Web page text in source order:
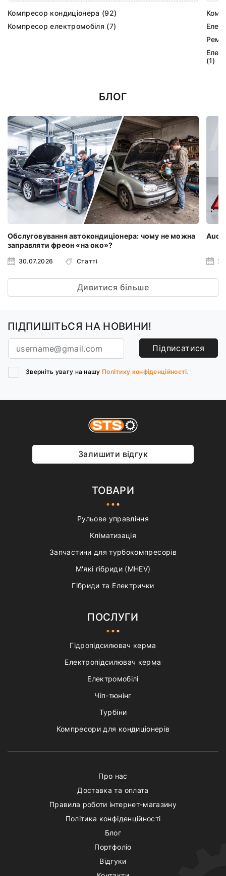
Компресор кондиціонера (92)
Компресор електромобіля (7)
(1)
БЛОГ
Обслуговування автокондиціонера: чому не можна
заправляти фреон «на око»?
30.07.2026 Статті
Audi
Дивитися більше
ПІДПИШІТЬСЯ НА НОВИНИ!
Підписатися
Зверніть увагу на нашу Політику конфіденційності.
Залишити відгук
ТОВАРИ
Рульове управління
Кліматизація
Запчастини для турбокомпресорів
М'які гібриди (MHEV)
Гібриди та Електрички
ПОСЛУГИ
Гідропідсилювач керма
Електропідсилювач керма
Електромобілі
Чіп-тюнінг
Турбіни
Компресори для кондиціонерів
Про нас
Доставка та оплата
Правила роботи інтернет-магазину
Політика конфіденційності
Блог
Портфоліо
Відгуки